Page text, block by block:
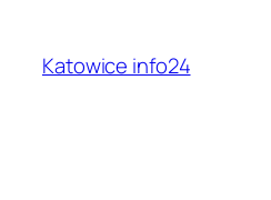
treściKatowice info24